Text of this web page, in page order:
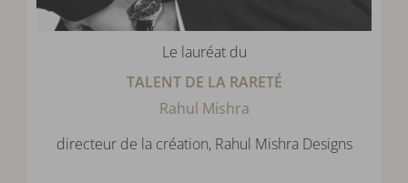
Le lauréat du
TALENT DE LA RARETÉ
Rahul Mishra
directeur de la création, Rahul Mishra Designs